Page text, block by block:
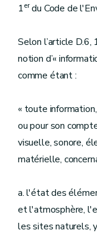
1erdu Code de
Selon l’article D.6,
notion d’«
comme étant :
« toute
ou pour son
visuelle, sonore,
matérielle,
a. l'état des
et l'atmosphère,
les sites naturels,